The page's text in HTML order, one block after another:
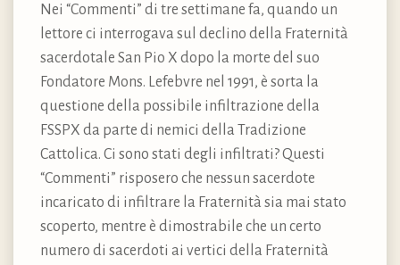
Nei “Commenti” di tre settimane fa, quando un
lettore ci interrogava sul declino della Fraternità
sacerdotale San Pio X dopo la morte del suo
Fondatore Mons. Lefebvre nel 1991, è sorta la
questione della possibile infiltrazione della
FSSPX da parte di nemici della Tradizione
Cattolica. Ci sono stati degli infiltrati? Questi
“Commenti” risposero che nessun sacerdote
incaricato di infiltrare la Fraternità sia mai stato
scoperto, mentre è dimostrabile che un certo
numero di sacerdoti ai vertici della Fraternità